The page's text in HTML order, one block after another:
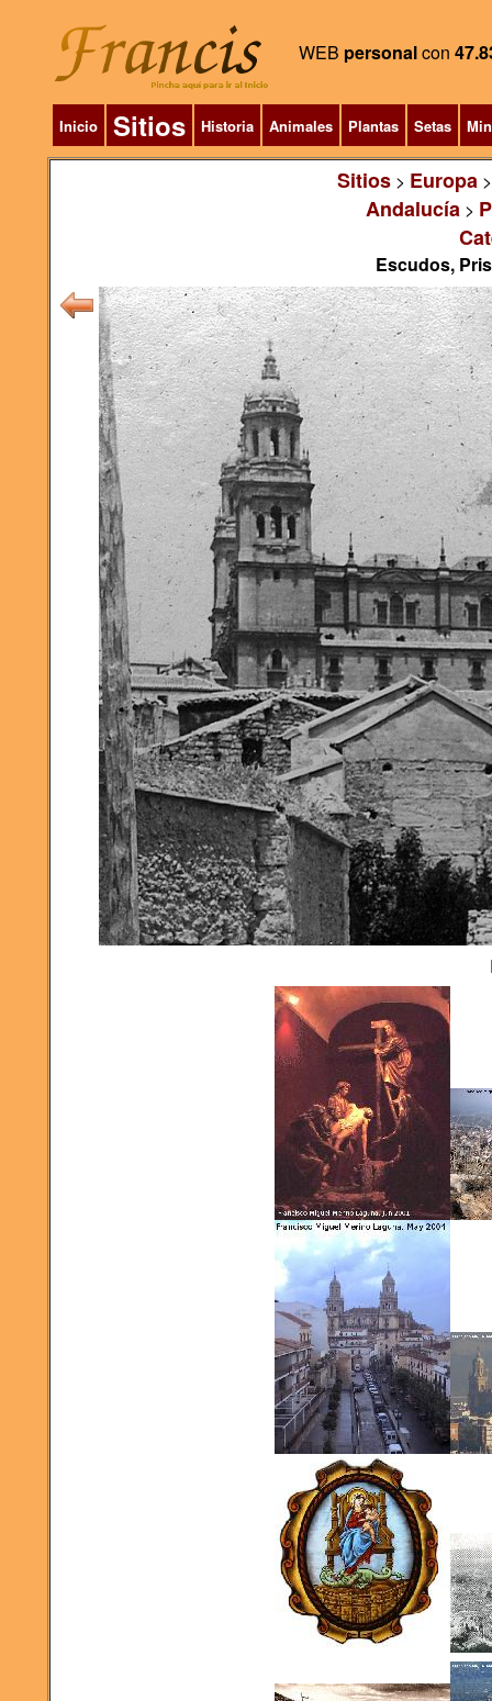
WEB personalcon
Inicio Sitios Historia Animales Plantas Setas
Sitios> Europa
Andalucía >
Escudos,